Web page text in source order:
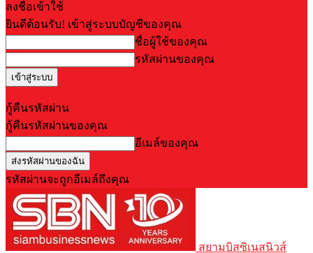
ลงชื่อเข้าใช้
ยินดีต้อนรับ! เข้าสู่ระบบบัญชีของคุณ
ชื่อผู้ใช้ของคุณ
รหัสผ่านของคุณ
กู้คืนรหัสผ่าน
กู้คืนรหัสผ่านของคุณ
อีเมล์ของคุณ
รหัสผ่านจะถูกอีเมล์ถึงคุณ
สยามบิสซิเนสนิวส์